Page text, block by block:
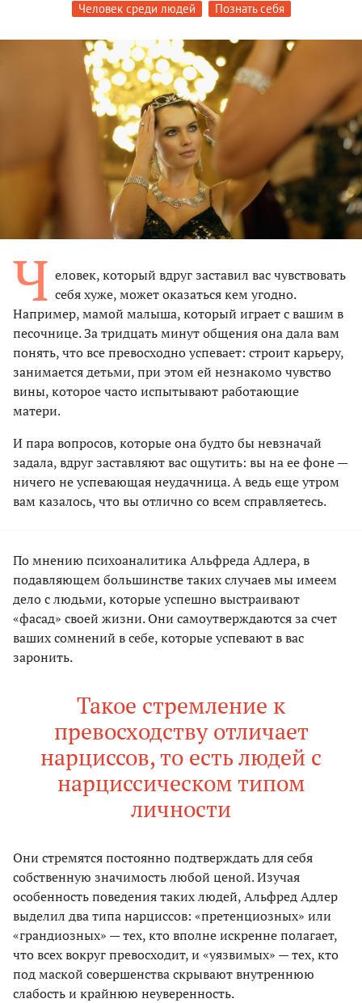
Человек среди людей Познать себя
Ч еловек, который вдруг заставил вас чувствовать
себя хуже, может оказаться кем угодно.
Например, мамой малыша, который играет с вашим в
песочнице. За тридцать минут общения она дала вам
понять, что все превосходно успевает: строит карьеру,
занимается детьми, при этом ей незнакомо чувство
вины, которое часто испытывают работающие
матери.
И пара вопросов, которые она будто бы невзначай
задала, вдруг заставляют вас ощутить: вы на ее фоне —
ничего не успевающая неудачница. А ведь еще утром
вам казалось, что вы отлично со всем справляетесь.
По мнению психоаналитика Альфреда Адлера, в
подавляющем большинстве таких случаев мы имеем
дело с людьми, которые успешно выстраивают
«фасад» своей жизни. Они самоутверждаются за счет
ваших сомнений в себе, которые успевают в вас
заронить.
Такое стремление к
превосходству отличает
нарциссов, то есть людей с
нарциссическом типом
личности
Они стремятся постоянно подтверждать для себя
собственную значимость любой ценой. Изучая
особенность поведения таких людей, Альфред Адлер
выделил два типа нарциссов: «претенциозных» или
«грандиозных» — тех, кто вполне искренне полагает,
что всех вокруг превосходит, и «уязвимых» — тех, кто
под маской совершенства скрывают внутреннюю
слабость и крайнюю неуверенность.